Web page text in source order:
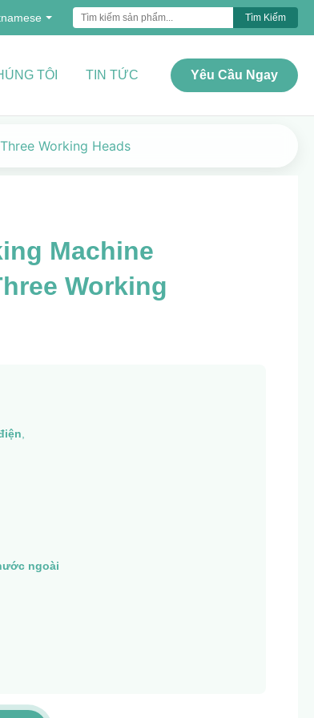
Tìm Kiếm
TÔI TIN TỨC Yêu Cầu Ngay
Working Heads
Machine
Working
ngoài